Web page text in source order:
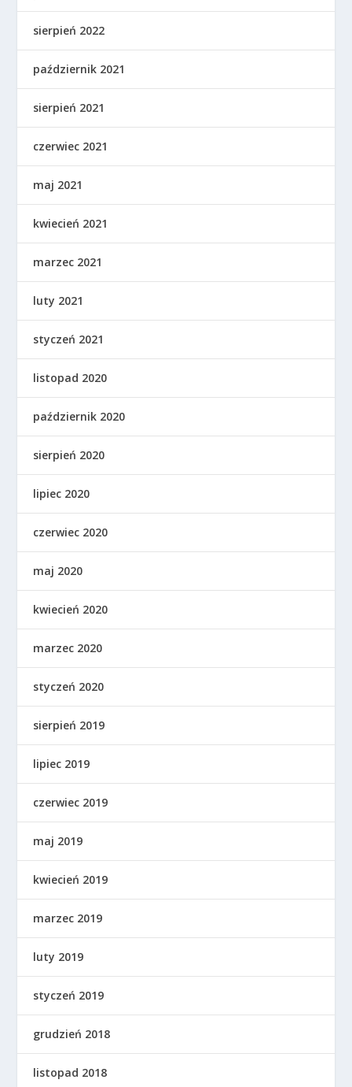
sierpień 2022
październik 2021
sierpień 2021
czerwiec 2021
maj 2021
kwiecień 2021
marzec 2021
luty 2021
styczeń 2021
listopad 2020
październik 2020
sierpień 2020
lipiec 2020
czerwiec 2020
maj 2020
kwiecień 2020
marzec 2020
styczeń 2020
sierpień 2019
lipiec 2019
czerwiec 2019
maj 2019
kwiecień 2019
marzec 2019
luty 2019
styczeń 2019
grudzień 2018
listopad 2018